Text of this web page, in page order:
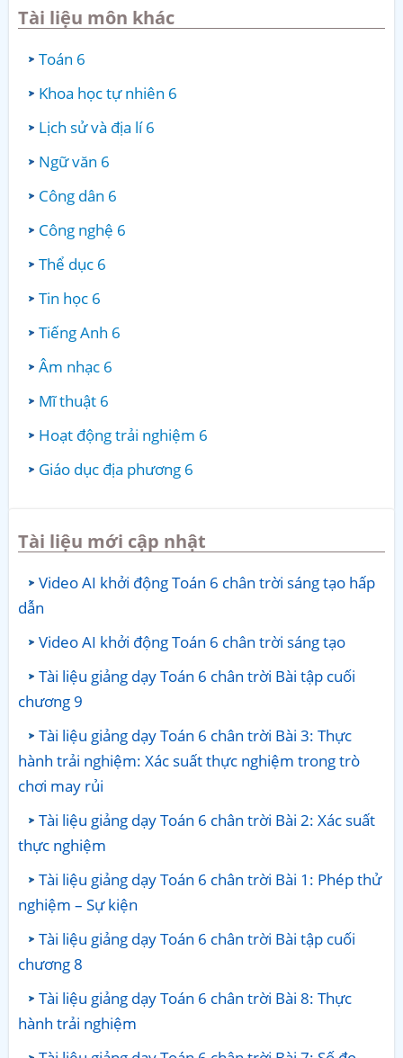
Tài liệu môn khác
Toán 6
Khoa học tự nhiên 6
Lịch sử và địa lí 6
Ngữ văn 6
Công dân 6
Công nghệ 6
Thể dục 6
Tin học 6
Tiếng Anh 6
Âm nhạc 6
Mĩ thuật 6
Hoạt động trải nghiệm 6
Giáo dục địa phương 6
Tài liệu mới cập nhật
Video AI khởi động Toán 6 chân trời sáng tạo hấp
dẫn
Video AI khởi động Toán 6 chân trời sáng tạo
Tài liệu giảng dạy Toán 6 chân trời Bài tập cuối
chương 9
Tài liệu giảng dạy Toán 6 chân trời Bài 3: Thực
hành trải nghiệm: Xác suất thực nghiệm trong trò
chơi may rủi
Tài liệu giảng dạy Toán 6 chân trời Bài 2: Xác suất
thực nghiệm
Tài liệu giảng dạy Toán 6 chân trời Bài 1: Phép thử
nghiệm – Sự kiện
Tài liệu giảng dạy Toán 6 chân trời Bài tập cuối
chương 8
Tài liệu giảng dạy Toán 6 chân trời Bài 8: Thực
hành trải nghiệm